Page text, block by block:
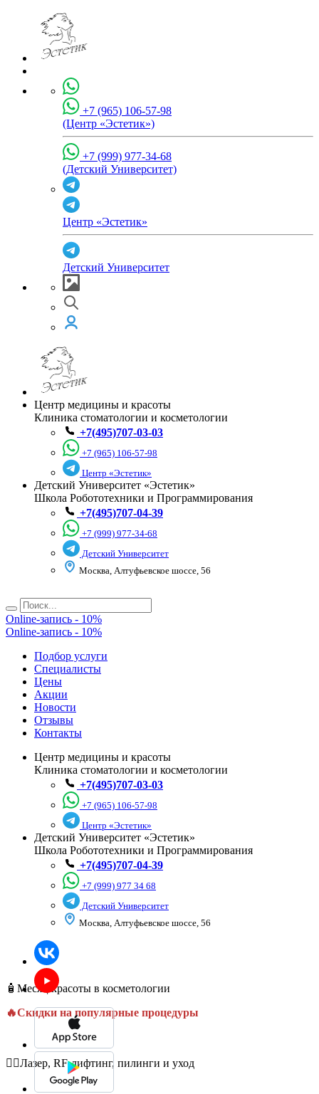
+7 (965) 106-57-98
(Центр «Эстетик»)
+7 (999) 977-34-68
(Детский Университет)
Центр «Эстетик»
Детский Университет
Центр медицины и красоты
Клиника стоматологии и косметологии
+7(495)707-03-03
+7 (965) 106-57-98
Центр «Эстетик»
Детский Университет «Эстетик»
Школа Робототехники и Программирования
+7(495)707-04-39
+7 (999) 977-34-68
Детский Университет
Москва, Алтуфьевское шоссе, 56
🧴Месяц красоты в косметологии
🔥Скидки на популярные процедуры
💆‍♀️Лазер, RF-лифтинг, пилинги и уход
Online-запись - 10%
Online-запись - 10%
Подбор услуги
Специалисты
Цены
Акции
Новости
Отзывы
Контакты
Центр медицины и красоты
Клиника стоматологии и косметологии
+7(495)707-03-03
+7 (965) 106-57-98
Центр «Эстетик»
Детский Университет «Эстетик»
Школа Робототехники и Программирования
+7(495)707-04-39
+7 (999) 977 34 68
Детский Университет
Москва, Алтуфьевское шоссе, 56